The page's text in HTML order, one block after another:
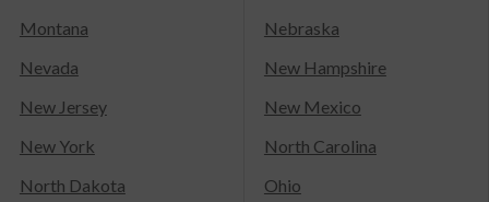
Montana
Nebraska
Nevada
New Hampshire
New Jersey
New Mexico
New York
North Carolina
North Dakota
Ohio